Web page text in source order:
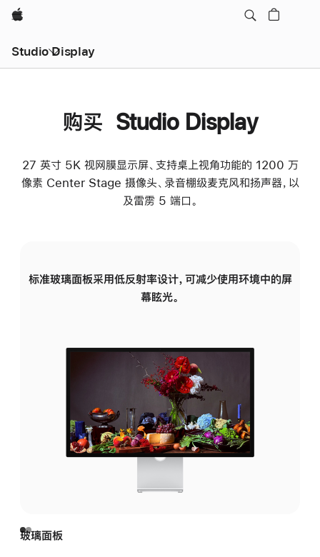
Apple
Studio Display
购买 Studio Display
27 英寸 5K 视网膜显示屏、支持桌上视角功能的 1200 万
像素 Center Stage 摄像头、录音棚级麦克风和扬声器，以
及雷雳 5 端口。
标准玻璃面板采用低反射率设计，可减少使用环境中的屏
幕眩光。
玻璃面板